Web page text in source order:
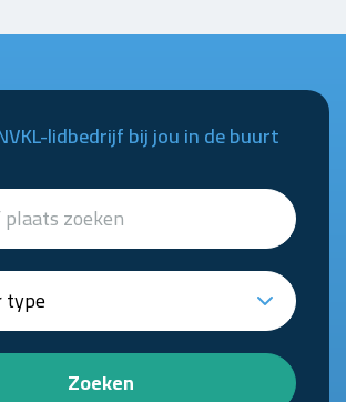
lidbedrijf bij jou in de buurt
Zoeken